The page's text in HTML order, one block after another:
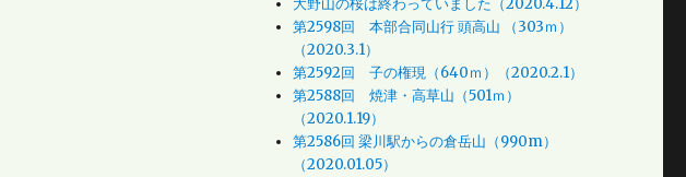
大野山の桜は終わっていました（2020.4.12）
第2598回 本部合同山行 頭高山 （303ｍ）
（2020.3.1）
第2592回 子の権現（640ｍ）（2020.2.1）
第2588回 焼津・高草山（501ｍ）
（2020.1.19）
第2586回 梁川駅からの倉岳山（990m）
（2020.01.05）